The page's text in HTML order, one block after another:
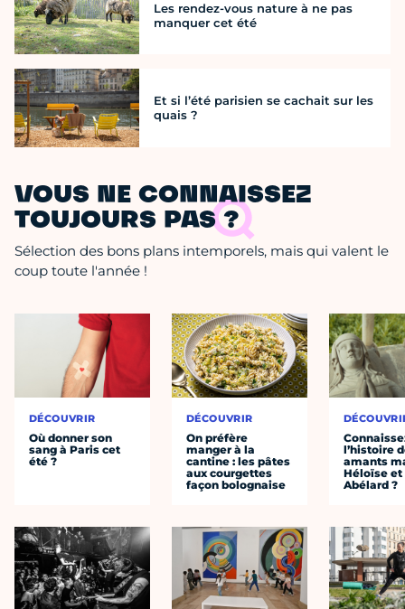
Les rendez-vous nature à ne pas
manquer cet été
Et si l’été parisien se cachait sur les
quais ?
VOUS NE CONNAISSEZ
TOUJOURS PAS ?
Sélection des bons plans intemporels, mais qui valent le
coup toute l'année !
DÉCOUVRIR
Où donner son
sang à Paris cet
été ?
DÉCOUVRIR
On préfère
manger à la
cantine : les pâtes
aux courgettes
façon bolognaise
l’histoire
amants
Héloïse et
Abélard ?